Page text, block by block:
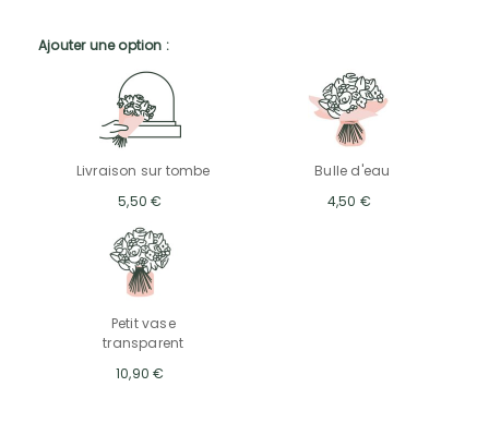
Ajouter une option :
Livraison sur tombe
5,50 €
Bulle d'eau
4,50 €
Petit vase
transparent
10,90 €